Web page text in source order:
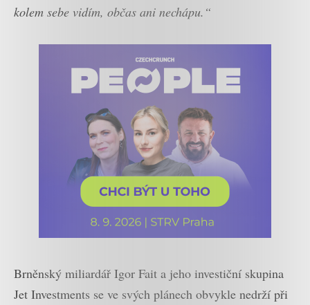
kolem sebe vidím, občas ani nechápu.“
Brněnský miliardář Igor Fait a jeho investiční skupina
Jet Investments se ve svých plánech obvykle nedrží při